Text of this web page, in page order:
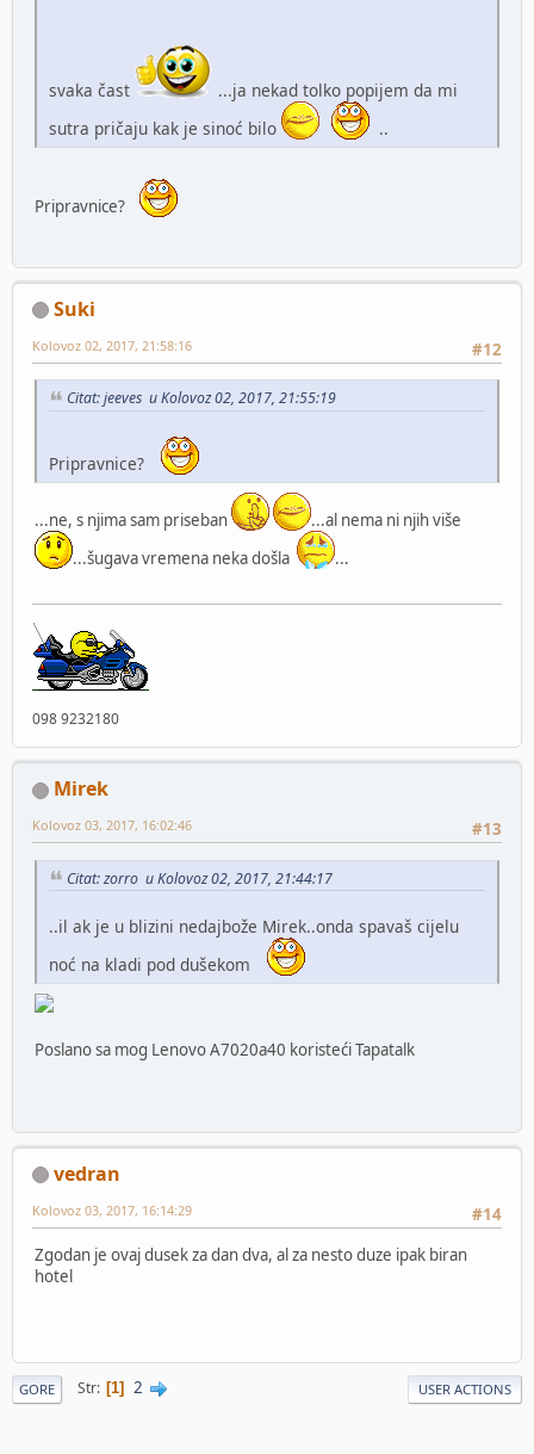
svaka čast
...ja nekad tolko popijem da mi
sutra pričaju kak je sinoć bilo
..
Pripravnice?
Suki
#12
Kolovoz 02, 2017, 21:58:16
Citat: jeeves u Kolovoz 02, 2017, 21:55:19
Pripravnice?
...ne, s njima sam priseban
...al nema ni njih više
...šugava vremena neka došla
...
098 9232180
Mirek
#13
Kolovoz 03, 2017, 16:02:46
Citat: zorro u Kolovoz 02, 2017, 21:44:17
..il ak je u blizini nedajbože Mirek..onda spavaš cijelu
noć na kladi pod dušekom
Poslano sa mog Lenovo A7020a40 koristeći Tapatalk
vedran
#14
Kolovoz 03, 2017, 16:14:29
Zgodan je ovaj dusek za dan dva, al za nesto duze ipak biran
hotel
GORE Str 1 2 USER ACTIONS